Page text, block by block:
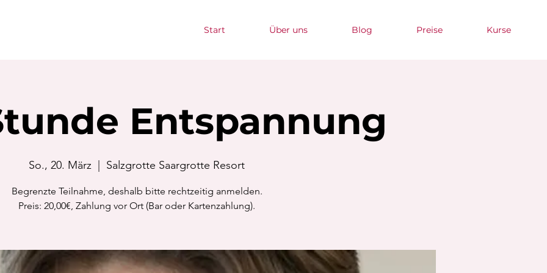
Start Über uns Blog Preise Kurse
Entspannung
So., 20. März Salzgrotte Saargrotte Resort
Begrenzte Teilnahme, deshalb bitte rechtzeitig anmelden.
Preis: 20,00€, Zahlung vor Ort (Bar oder Kartenzahlung).